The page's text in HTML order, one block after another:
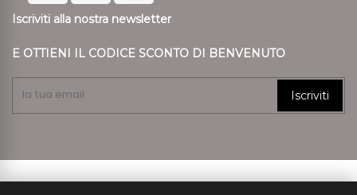
Iscriviti alla nostra newsletter
E OTTIENI IL CODICE SCONTO DI BENVENUTO
Iscriviti
© 2024 Ronca Style P.I. 01807890239 REA VR 197557